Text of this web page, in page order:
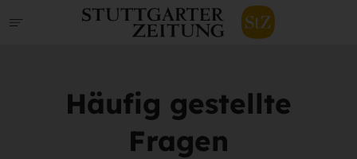
Häufig gestellte
Fragen